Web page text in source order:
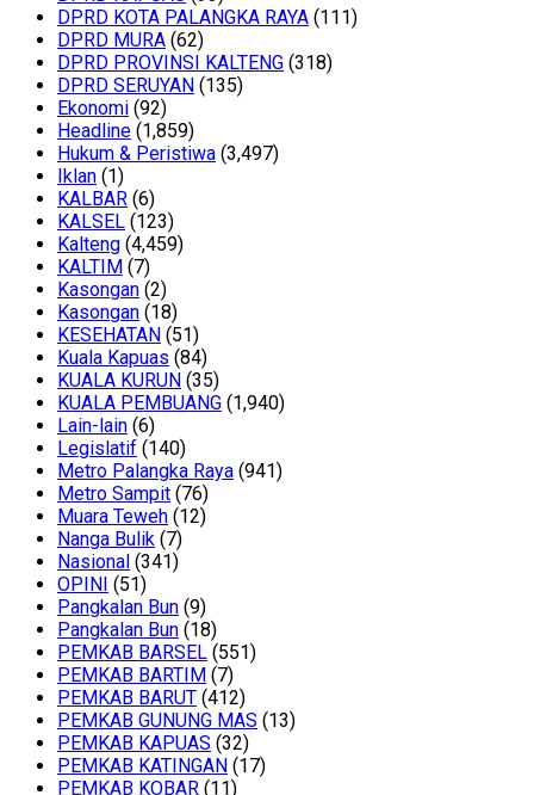
DPRD KOTA PALANGKA RAYA (111)
DPRD MURA (62)
DPRD PROVINSI KALTENG (318)
DPRD SERUYAN (135)
Ekonomi (92)
Headline (1,859)
Hukum & Peristiwa (3,497)
Iklan (1)
KALBAR (6)
KALSEL (123)
Kalteng (4,459)
KALTIM (7)
Kasongan (2)
Kasongan (18)
KESEHATAN (51)
Kuala Kapuas (84)
KUALA KURUN (35)
KUALA PEMBUANG (1,940)
Lain-lain (6)
Legislatif (140)
Metro Palangka Raya (941)
Metro Sampit (76)
Muara Teweh (12)
Nanga Bulik (7)
Nasional (341)
OPINI (51)
Pangkalan Bun (9)
Pangkalan Bun (18)
PEMKAB BARSEL (551)
PEMKAB BARTIM (7)
PEMKAB BARUT (412)
PEMKAB GUNUNG MAS (13)
PEMKAB KAPUAS (32)
PEMKAB KATINGAN (17)
PEMKAB KOBAR (11)